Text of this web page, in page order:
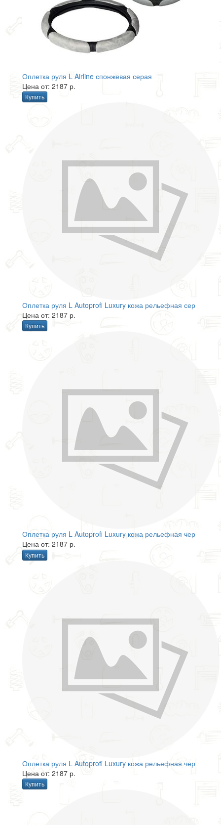
Оплетка руля L Airline спонжевая серая
Цена от: 2187 р.
Купить
Оплетка руля L Autoprofi Luxury кожа рельефная сер
Цена от: 2187 р.
Купить
Оплетка руля L Autoprofi Luxury кожа рельефная чер
Цена от: 2187 р.
Купить
Оплетка руля L Autoprofi Luxury кожа рельефная чер
Цена от: 2187 р.
Купить